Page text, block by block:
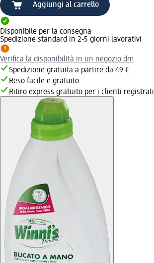
Aggiungi al carrello
Disponibile per la consegna
Spedizione standard in 2-5 giorni lavorativi
Verifica la disponibilità in un negozio dm
Spedizione gratuita a partire da 49 €
Reso facile e gratuito
Ritiro express gratuito per i clienti registrati